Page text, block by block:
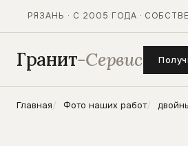
РЯЗАНЬ · С 2005 ГОДА ·
Гранит-Сервис
Главная Фото наших работ